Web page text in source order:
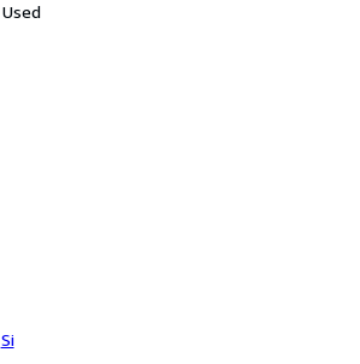
Used
Si